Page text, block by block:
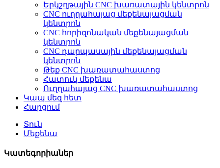
Երկշղթային CNC խառատային կենտրոն
CNC ուղղահայաց մեքենայացման
կենտրոն
CNC հորիզոնական մեքենայացման
կենտրոն
CNC դարպասային մեքենայացման
կենտրոն
Թեք CNC խառատահաստոց
Հատուկ մեքենա
Ուղղահայաց CNC խառատահաստոց
Կապ մեզ հետ
Հարցում
Տուն
Մեքենա
Կատեգորիաներ